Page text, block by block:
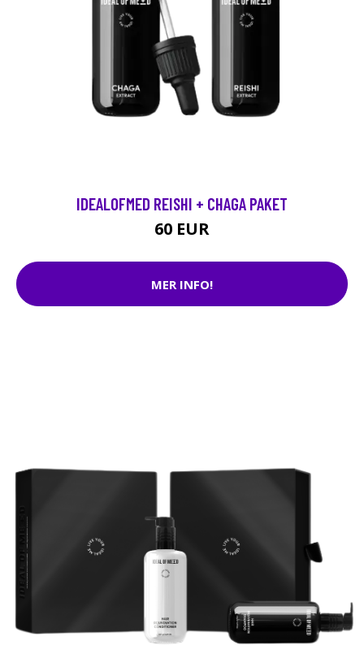
IDEALOFMED REISHI + CHAGA PAKET
60 EUR
MER INFO!